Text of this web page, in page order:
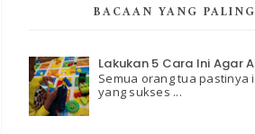
BACAAN YANG
Lakukan 5 Cara Ini Agar
Semua orang tua pastinya
yang sukses ...